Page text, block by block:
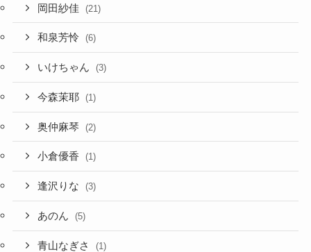
岡田紗佳 (21)
和泉芳怜 (6)
いけちゃん (3)
今森茉耶 (1)
奥仲麻琴 (2)
小倉優香 (1)
逢沢りな (3)
あのん (5)
青山なぎさ (1)